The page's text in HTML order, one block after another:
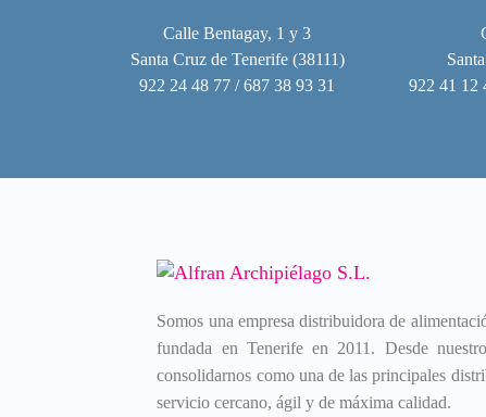
Calle Bentagay, 1 y 3
Santa Cruz de Tenerife (38111)
922 24 48 77 / 687 38 93 31
922 41 12
Somos una empresa distribuidora de
fundada en Tenerife en 2011. Desde
consolidarnos como una de las principales
servicio cercano, ágil y de máxima calidad.